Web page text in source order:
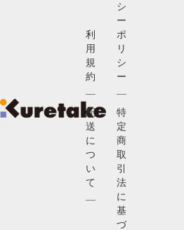
利
用
規
約
配
送
に
つ
い
て
シ
ー
ポ
リ
シ
ー
特
定
商
取
引
法
に
基
づ